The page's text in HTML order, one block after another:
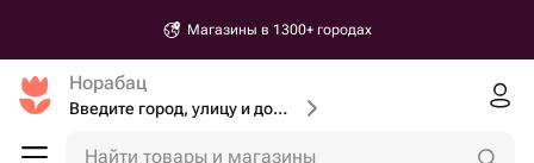
Магазины в 1300+ городах
Норабац
Введите город, улицу и дом доставки
Найти товары и магазины